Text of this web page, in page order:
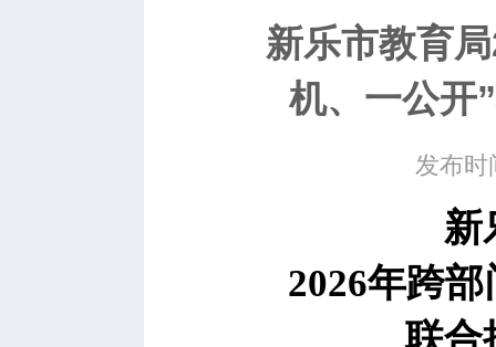
新乐市教育
机、一公开
发布时
新
2026年跨部
联合